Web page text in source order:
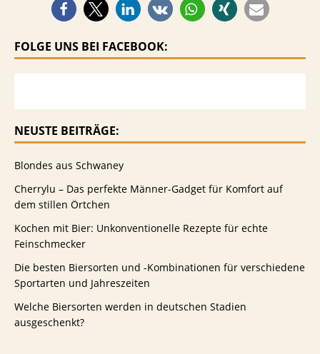
FOLGE UNS BEI FACEBOOK:
NEUSTE BEITRÄGE:
Blondes aus Schwaney
Cherrylu – Das perfekte Männer-Gadget für Komfort auf
dem stillen Örtchen
Kochen mit Bier: Unkonventionelle Rezepte für echte
Feinschmecker
Die besten Biersorten und -Kombinationen für verschiedene
Sportarten und Jahreszeiten
Welche Biersorten werden in deutschen Stadien
ausgeschenkt?